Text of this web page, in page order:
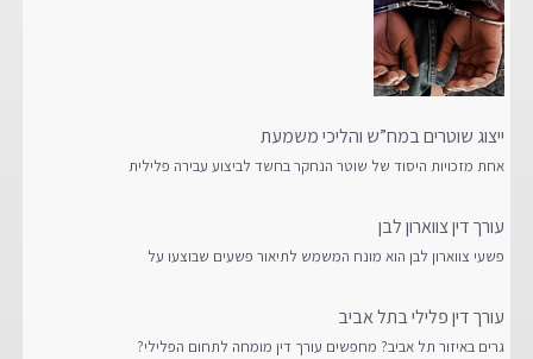
ייצוג שוטרים במח”ש והליכי משמעת
אחת מזכויות היסוד של שוטר הנחקר בחשד לביצוע עבירה פלילית
עורך דין צווארון לבן
פשעי צווארון לבן הוא מונח המשמש לתיאור פשעים שבוצעו על
עורך דין פלילי בתל אביב
גרים באיזור תל אביב? מחפשים עורך דין מומחה לתחום הפלילי?